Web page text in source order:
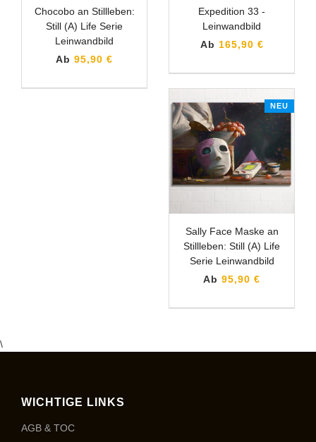
Chocobo an Stillleben:
Still (A) Life Serie
Leinwandbild
Ab 95,90 €
Expedition 33 -
Leinwandbild
Ab 165,90 €
NEU
Sally Face Maske an
Stillleben: Still (A) Life
Serie Leinwandbild
Ab 95,90 €
\
WICHTIGE LINKS
AGB & TOC